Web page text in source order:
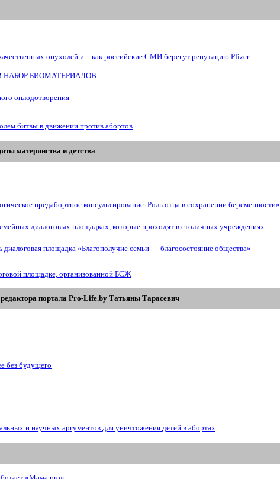
опухолей и…как российские СМИ берегут репутацию Pfizer
НАБОР БИОМАТЕРИАЛОВ
оплодотворения
битвы в движении против абортов
материнства и детства
предабортное консультирование. Роль отца в сохранении беременности»
диалоговых площадках, которые проходят в столичных учреждениях
площадка «Благополучие семьи — благосостояние общества»
площадке, организованной БСЖ
портала Pro-Life.by Tатьяны Tарасевич
без будущего
и научных аргументов для уничтожения детей в абортах